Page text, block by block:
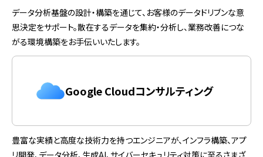
データ分析基盤の設計・構築を通じて、お客様のデータドリブンな意
思決定をサポート。散在するデータを集約・分析し、業務改善につな
がる環境構築をお手伝いいたします。
Google Cloudコンサルティング
豊富な実績と高度な技術力を持つエンジニアが、インフラ構築、アプ
リ開発、データ分析、生成AI、サイバーセキュリティ対策に至るさまざ